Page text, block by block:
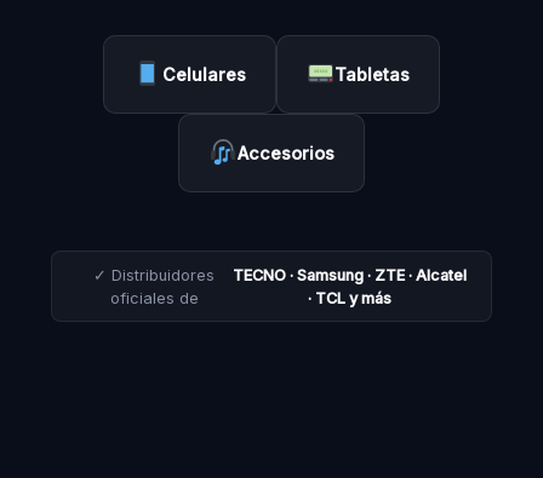
Celulares Tabletas
Accesorios
✓ Distribuidores
oficiales de
TECNO · Samsung · ZTE · Alcatel
· TCL y más